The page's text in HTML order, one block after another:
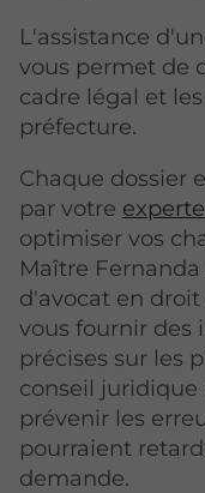
L'assistance
vous permet de
cadre légal et
préfecture.
Chaque dossier
par votre
optimiser vos
Maître
d'avocat en
vous fournir des
précises sur les
conseil juridique
prévenir les
pourraient
demande.